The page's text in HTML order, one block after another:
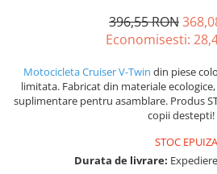
396,55 RON
Economisesti:
Motocicleta Cruiser V-Twin din piese
limitata. Fabricat din materiale
suplimentare pentru asamblare. Produs
copii destepti!
STOC
Durata de livrare: